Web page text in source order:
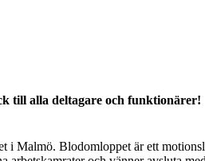
till alla deltagare och funktionärer!
i Malmö. Blodomloppet är ett